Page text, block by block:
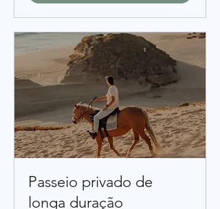
Passeio privado de
longa duração